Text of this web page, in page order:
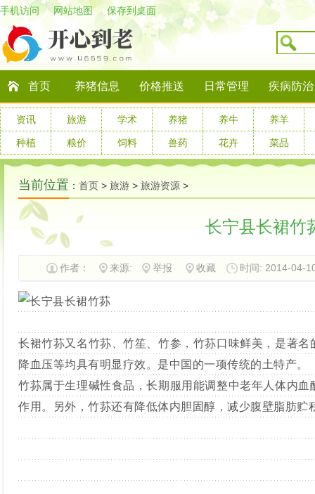
手机访问 网站地图 保存到桌面
首页 养猪信息 价格推送 日常管理 疾病防治
资讯 旅游 学术 养猪 养牛 养羊
种植 粮价 饲料 兽药 花卉 菜品
当前位置 ： 首页 > 旅游 > 旅游资源 >
长宁县长裙竹
作者： 来源: 举报 收藏 时间: 2014-04-
长裙竹荪又名竹荪、竹笙、竹参，竹荪口味鲜美，是著
降血压等均具有明显疗效。是中国的一项传统的土特产。
竹荪属于生理碱性食品，长期服用能调整中老年人体内
作用。另外，竹荪还有降低体内胆固醇，减少腹壁脂肪贮